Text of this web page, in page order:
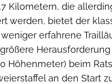
Kilometern, die
werden, bietet der
erfahrene
Höhenmeter) beim
an den Start